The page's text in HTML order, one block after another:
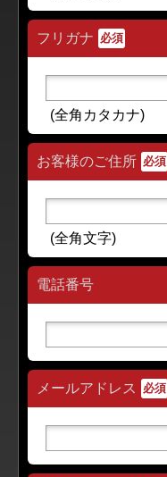
フリガナ 必須
(全角カタカナ)
お客様のご住所 必須
(全角文字)
電話番号
メールアドレス 必須